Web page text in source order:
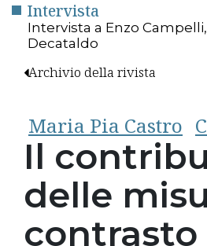
Intervista
Intervista a Enzo
Decataldo
Archivio della rivista
Maria Pia Castro
Il
delle
contrasto